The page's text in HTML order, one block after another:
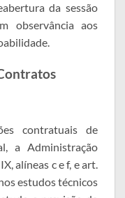
da sessão
observância aos
contratuais de
a Administração
alíneas c e f, e art.
estudos técnicos